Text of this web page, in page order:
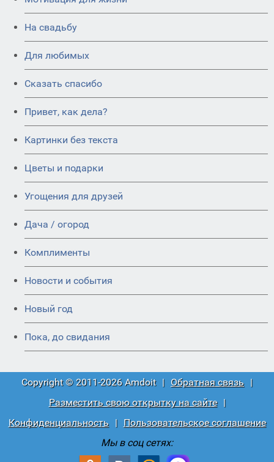
На свадьбу
Для любимых
Сказать спасибо
Привет, как дела?
Картинки без текста
Цветы и подарки
Угощения для друзей
Дача / огород
Комплименты
Новости и события
Новый год
Пока, до свидания
Copyright © 2011-2026 Amdoit | Обратная связь |
Разместить свою открытку на сайте
|
Конфиденциальность
|
Пользовательское соглашение
Мы в соц сетях: